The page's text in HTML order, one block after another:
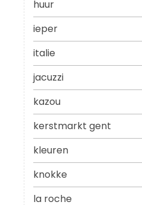
huur
ieper
italie
jacuzzi
kazou
kerstmarkt gent
kleuren
knokke
la roche